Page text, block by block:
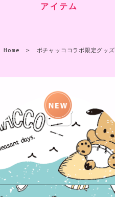
アイテム
Home ポチャッココラボ限定グッズ